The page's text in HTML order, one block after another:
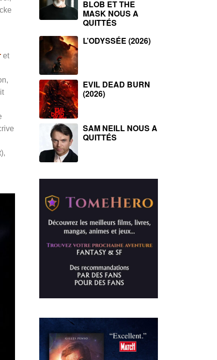
et
),
BLOB ET THE
MASK NOUS A
QUITTÉS
L’ODYSSÉE (2026)
EVIL DEAD BURN
(2026)
SAM NEILL NOUS A
QUITTÉS